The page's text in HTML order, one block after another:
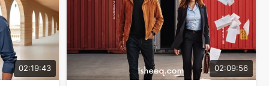
02:09:56
02:19:43